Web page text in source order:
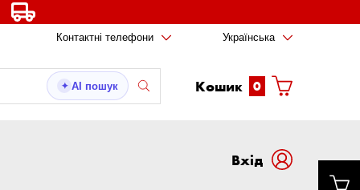
Контактні телефони Українська
✦ AI пошук Кошик 0
Вxід